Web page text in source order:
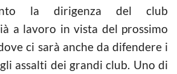
la dirigenza del club
a lavoro in vista del prossimo
ci sarà anche da difendere i
assalti dei grandi club. Uno di